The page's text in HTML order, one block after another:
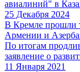
авиалиний" в
25 Декабря 2024
В Кремле прошли
Армении и
По итогам
заявление о
11 Января 2021